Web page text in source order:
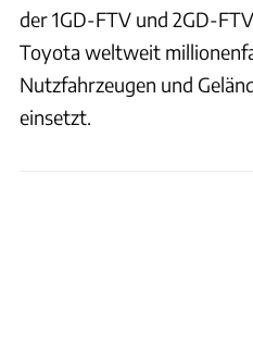
der 1GD-FTV und 2GD-
Toyota weltweit
Nutzfahrzeugen und
einsetzt.